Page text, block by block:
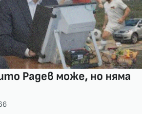
Радев може, но няма